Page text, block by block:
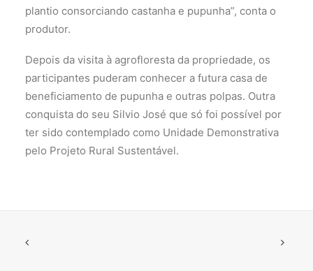
plantio consorciando castanha e pupunha”, conta o
produtor.
Depois da visita à agrofloresta da propriedade, os
participantes puderam conhecer a futura casa de
beneficiamento de pupunha e outras polpas. Outra
conquista do seu Silvio José que só foi possível por
ter sido contemplado como Unidade Demonstrativa
pelo Projeto Rural Sustentável.